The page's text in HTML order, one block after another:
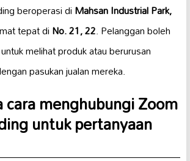
beroperasi diMahsan Industrial Park,
tepat diNo. 21, 22. Pelanggan boleh
melihat produk atau berurusan
pasukan jualan mereka.
cara menghubungi Zoom
untuk pertanyaan